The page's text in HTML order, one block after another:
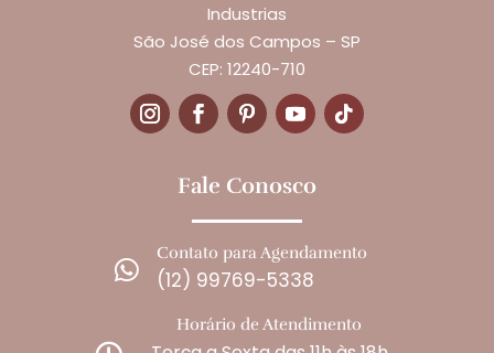
Industrias
São José dos Campos – SP
CEP: 12240-710
Fale Conosco

Contato para Agendamento
(12) 99769-5338
Horário de Atendimento